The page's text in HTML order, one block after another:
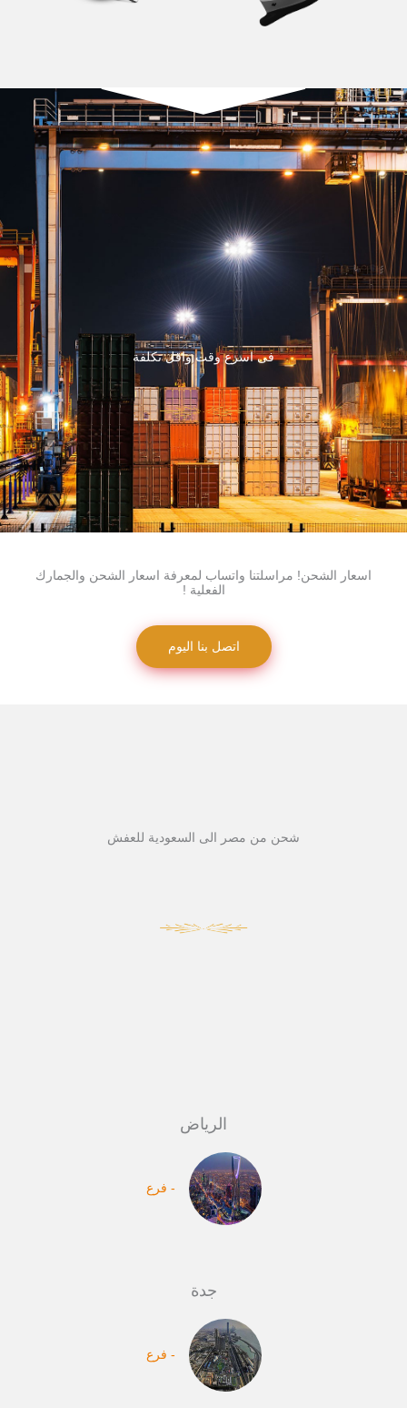
فى اسرع وقت واقل تكلفة
اسعار الشحن! مراسلتنا واتساب لمعرفة اسعار الشحن والجمارك
الفعلية !
اتصل بنا اليوم
شحن من مصر الى السعودية للعفش
الرياض
- فرع
جدة
- فرع